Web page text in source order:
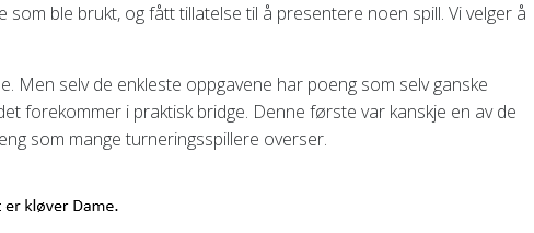
ble brukt, og fått tillatelse til å presentere noen spill. Vi velger å
Men selv de enkleste oppgavene har poeng som selv ganske
forekommer i praktisk bridge. Denne første var kanskje en av de
som mange turneringsspillere overser.